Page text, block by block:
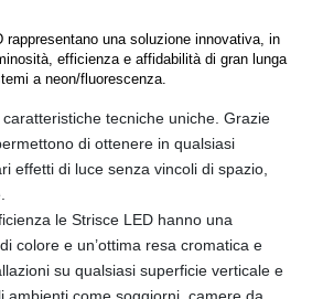
rappresentano una soluzione innovativa, in
efficienza e affidabilità di gran lunga
a neon/fluorescenza.
tecniche uniche. Grazie
di ottenere in qualsiasi
effetti di luce senza vincoli di spazio,
le Strisce LED hanno una
colore e un’ottima resa cromatica e
su qualsiasi superficie verticale e
ambienti come soggiorni, camere da